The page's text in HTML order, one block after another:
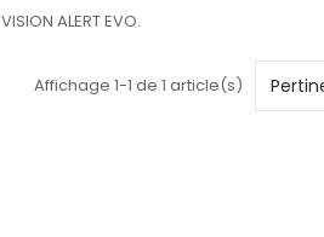
ALERT EVO.
Affichage 1-1 de 1 article(s)